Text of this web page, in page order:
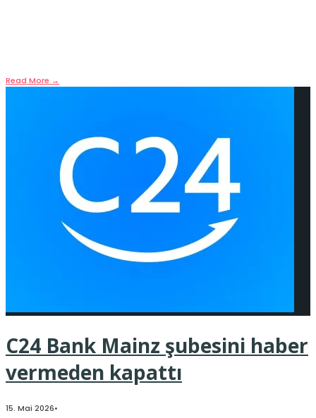
Read More →
C24 Bank Mainz şubesini haber
vermeden kapattı
15. Mai 2026•